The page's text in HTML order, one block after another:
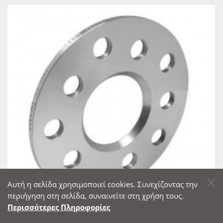
Αυτή η σελίδα χρησιμοποιεί cookies. Συνεχίζοντας την
περιήγηση στη σελίδα, συναινείτε στη χρήση τους.
Περισσότερες Πληροφορίες